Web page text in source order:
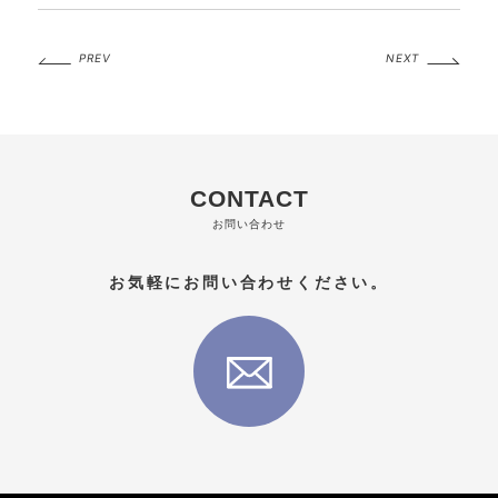
PREV NEXT
CONTACT
お問い合わせ
お気軽にお問い合わせください。